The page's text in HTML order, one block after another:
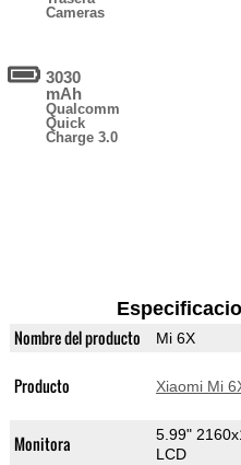
Cameras
3030
mAh
Qualcomm
Quick
Charge 3.0
Nombre del producto Mi 6X
Producto Xiaomi Mi
Monitora
5.99"
LCD